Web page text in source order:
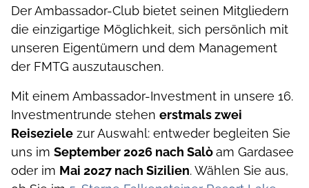
Der Ambassador-Club bietet seinen Mitgliedern
die einzigartige Möglichkeit, sich persönlich mit
unseren Eigentümern und dem Management
der FMTG auszutauschen.
Mit einem Ambassador-Investment in unsere 16.
Investmentrunde stehen erstmals zwei
Reiseziele zur Auswahl: entweder begleiten Sie
uns im September 2026 nach Salòam Gardasee
oder im Mai 2027 nach Sizilien. Wählen Sie aus,